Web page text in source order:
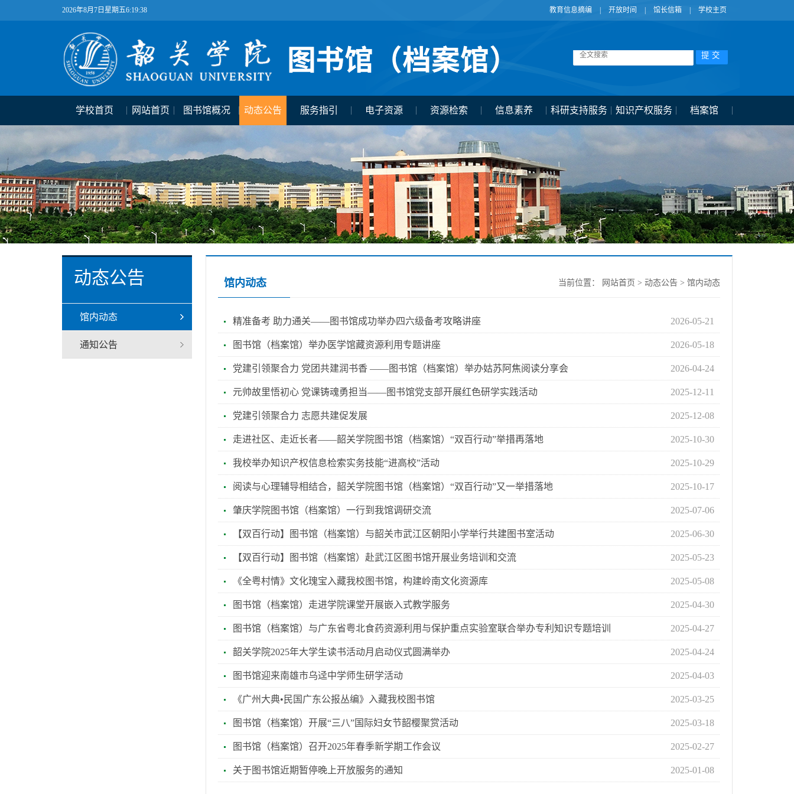
2026年8月7日星期五6:19:39 教育信息摘编 开放时间 馆长信箱 学校主页
学校首页 网站首页 图书馆概况 动态公告 服务指引 电子资源 资源检索 信息素养 科研支持服务 知识产权服务 档案馆
动态公告
馆内动态
通知公告
馆内动态 当前位置： 网站首页 > 动态公告> 馆内动态
精准备考 助力通关——图书馆成功举办四六级备考攻略讲座 2026-05-21
图书馆（档案馆）举办医学馆藏资源利用专题讲座 2026-05-18
党建引领聚合力 党团共建润书香 ——图书馆（档案馆）举办姑苏阿焦阅读分享会 2026-04-24
元帅故里悟初心 党课铸魂勇担当——图书馆党支部开展红色研学实践活动 2025-12-11
党建引领聚合力 志愿共建促发展 2025-12-08
走进社区、走近长者——韶关学院图书馆（档案馆）“双百行动”举措再落地 2025-10-30
我校举办知识产权信息检索实务技能“进高校”活动 2025-10-29
阅读与心理辅导相结合，韶关学院图书馆（档案馆）“双百行动”又一举措落地 2025-10-17
肇庆学院图书馆（档案馆）一行到我馆调研交流 2025-07-06
【双百行动】图书馆（档案馆）与韶关市武江区朝阳小学举行共建图书室活动 2025-06-30
【双百行动】图书馆（档案馆）赴武江区图书馆开展业务培训和交流 2025-05-23
《全粤村情》文化瑰宝入藏我校图书馆，构建岭南文化资源库 2025-05-08
图书馆（档案馆）走进学院课堂开展嵌入式教学服务 2025-04-30
‌图书馆（档案馆）与广东省粤北食药资源利用与保护重点实验室联合举办专利知识专题培训‌ 2025-04-27
韶关学院2025年大学生读书活动月启动仪式圆满举办 2025-04-24
图书馆迎来南雄市乌迳中学师生研学活动 2025-04-03
《广州大典•民国广东公报丛编》入藏我校图书馆 2025-03-25
图书馆（档案馆）开展“三八”国际妇女节韶樱聚赏活动 2025-03-18
图书馆（档案馆）召开2025年春季新学期工作会议 2025-02-27
关于图书馆近期暂停晚上开放服务的通知 2025-01-08